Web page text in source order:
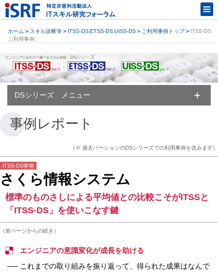
ホーム > スキル診断等 > ITSS-DS,ETSS-DS,UISS-DS > ご利用事例トップ> ITSS-DS
ご利用事例
DSシリーズ メニュー
事例レポート
（※ 過去バーションのDSシリーズでの利用事例を含みます）
ITSS-DS事例
さくら情報システム
標準のものさしによる平均値との比較こそがITSSと
「ITSS-DS」を使いこなす鍵
（前ページからの続き）
エンジニアの意識変化が成長を助ける
── これまでの取り組みを振り返って、得られた成果はなんで